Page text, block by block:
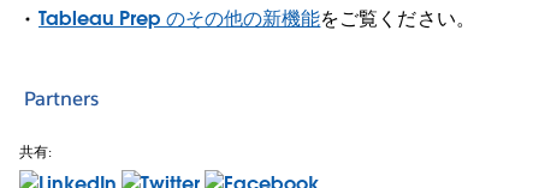
Tableau Prep のその他の新機能をご覧ください。
Partners
共有: